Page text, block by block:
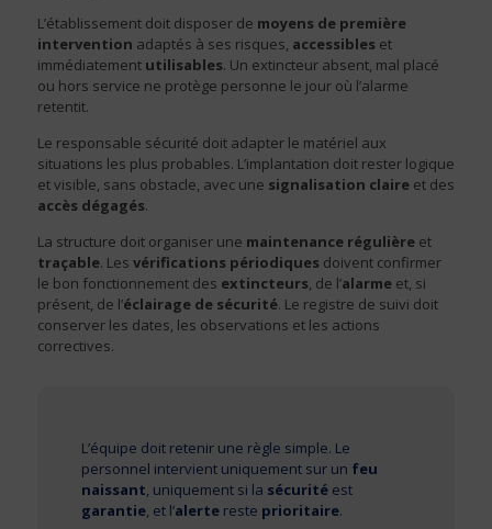
L’établissement doit disposer de moyens de première
intervention adaptés à ses risques, accessibles et
immédiatement utilisables. Un extincteur absent, mal placé
ou hors service ne protège personne le jour où l’alarme
retentit.
Le responsable sécurité doit adapter le matériel aux
situations les plus probables. L’implantation doit rester logique
et visible, sans obstacle, avec une signalisation claire et des
accès dégagés.
La structure doit organiser une maintenance régulière et
traçable. Les vérifications périodiques doivent confirmer
le bon fonctionnement des extincteurs, de l’alarme et, si
présent, de l’éclairage de sécurité. Le registre de suivi doit
conserver les dates, les observations et les actions
correctives.
L’équipe doit retenir une règle simple. Le
personnel intervient uniquement sur un feu
naissant, uniquement si la sécurité est
garantie, et l’alerte reste prioritaire.